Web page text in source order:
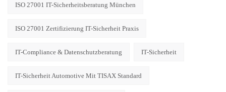
ISO 27001 IT-Sicherheitsberatung München
ISO 27001 Zertifizierung IT-Sicherheit Praxis
IT-Compliance & Datenschutzberatung IT-Sicherheit
IT-Sicherheit Automotive Mit TISAX Standard